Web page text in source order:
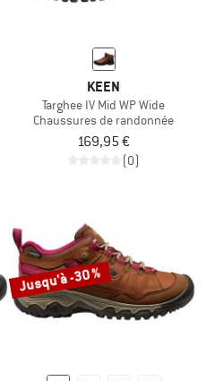
KEEN
Targhee IV Mid WP Wide
Chaussures de randonnée
169,95 €
(0)
Jusqu'à -30 %